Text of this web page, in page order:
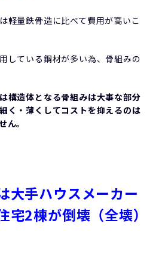
軽量鉄骨造に比べて費用が高いこ
している鋼材が多い為、骨組みの
構造体となる骨組みは大事な部分
く・薄くしてコストを抑えるのは
ん。
大手ハウスメーカー
宅2棟が倒壊（全壊）